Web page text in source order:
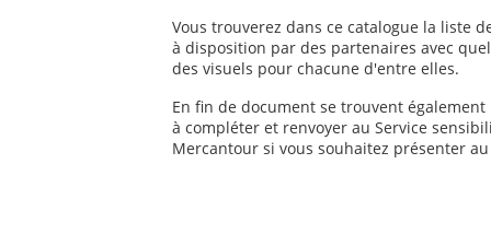
Vous trouverez dans ce catalogue la liste
à disposition par des partenaires avec
des visuels pour chacune d'entre elles.
En fin de document se trouvent
à compléter et renvoyer au Service
Mercantour si vous souhaitez présenter